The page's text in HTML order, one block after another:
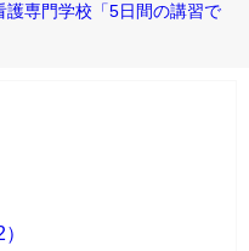
専門学校「5日間の講習で